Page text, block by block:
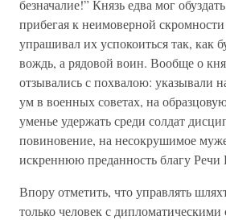
безначалие!” Князь едва мог
прибегая к неимоверной
упрашивал их успокоиться так, как
вождь, а рядовой воин. Вообще о
отзывались с похвалою: указывали
ум в военных советах, на
уменье удержать среди солдат
повиновение, на несокрушимое
искреннюю преданность благу Речи
Впору отметить, что управлять
только человек с дипломатическими